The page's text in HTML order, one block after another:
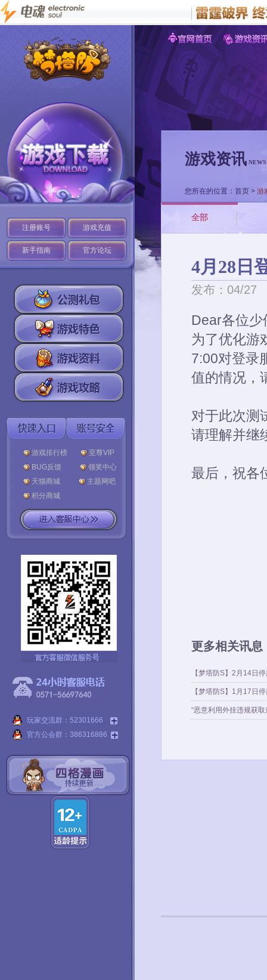
注册账号 游戏充值
新手指南 官方论坛
游戏排行榜
至尊VIP
BUG反馈
领奖中心
天猫商城
主题网吧
积分商城
玩家交流群：52301666
官方公会群：386316886
游戏资讯 NEWS
您所在的位置： 首页 > 游
全部
4月28日
发布：04/27
Dear各位少
为了优化游
7:00对登录
值的情况，
对于此次测
请理解并继
最后，祝各
更多相关讯息
【梦塔防S】2月14日
【梦塔防S】1月17日
“恶意利用外挂违规获